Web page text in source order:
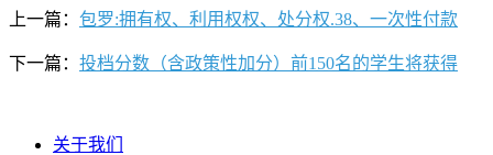
上一篇： 包罗:拥有权、利用权权、处分权.38、一次性付款
下一篇： 投档分数（含政策性加分）前150名的学生将获得
关于我们